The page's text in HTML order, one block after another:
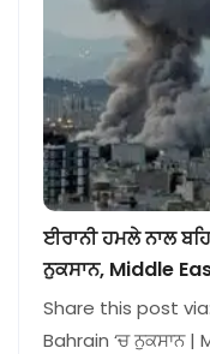
ਈਰਾਨੀ ਹਮਲੇ ਨਾਲ
ਨੁਕਸਾਨ, Middle
Share this post
Bahrain ‘ਚ ਨੁਕਸਾਨ |